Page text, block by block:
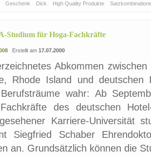
Geschenk Dick High Quality Produkte
Studium für Hoga-Fachkräfte
Erstellt am 17.07.2000
Abkommen
Rhode Island und deutschen
wahr: Ab
des deutschen
Karriere-Universität
Siegfried Schaber
an. Grundsätzlich können die